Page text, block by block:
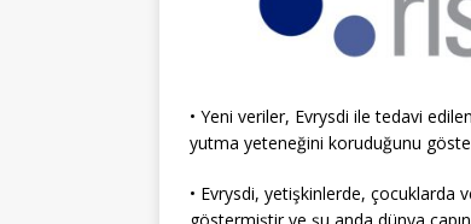
• Yeni veriler, Evrysdi ile tedavi
yutma yeteneğini koruduğunu
• Evrysdi, yetişkinlerde, çocuklarda